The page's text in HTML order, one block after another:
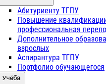
Абитуриенту ТГПУ
Повышение
профессиональная
Дополнительное
взрослых
Аспирантура ТГПУ
Портфолио обучающегося
Учёба